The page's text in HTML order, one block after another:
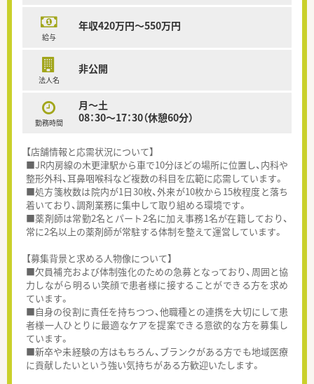
給与
年収420万円～550万円
法人名
非公開
勤務時間
月～土
08：30～17：30（休憩60分）
【店舗情報と応需状況について】
■JR内房線の木更津駅から車で10分ほどの場所に位置し、内科や
整形外科、耳鼻咽喉科など複数の科目を広範に応需しています。
■処方箋枚数は院内が1日30枚、外来が10枚から15枚程度と落ち
着いており、調剤業務に集中して取り組める環境です。
■薬剤師は常勤2名とパート2名に加え事務1名が在籍しており、
常に2名以上の薬剤師が常駐する体制を整えて運営しています。
【募集背景と求める人物像について】
■欠員補充および体制強化のための急募となっており、周囲と協
力しながら明るい笑顔で患者様に接することができる方を求め
ています。
■自身の役割に責任を持ちつつ、他職種との連携を大切にして患
者様一人ひとりに最適なケアを提案できる意欲的な方を募集し
ています。
■新卒や未経験の方はもちろん、ブランクがある方でも地域医療
に貢献したいという強い気持ちがある方歓迎いたします。